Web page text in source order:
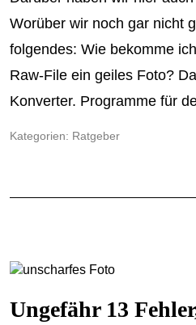
Worüber wir noch gar nicht
folgendes: Wie bekomme
Raw-File ein geiles Foto?
Konverter. Programme für
Kategorien: Ratgeber
Ungefähr 13